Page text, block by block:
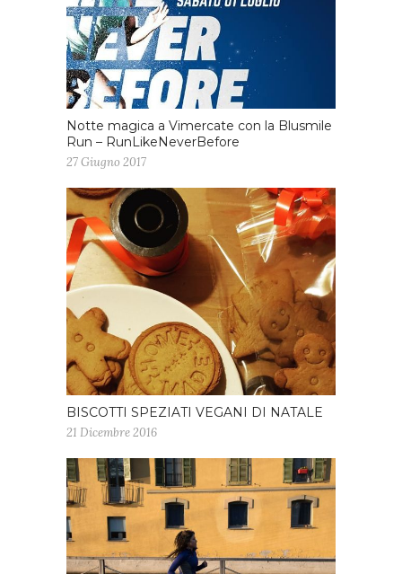
Notte magica a Vimercate con la Blusmile
Run – RunLikeNeverBefore
27 Giugno 2017
BISCOTTI SPEZIATI VEGANI DI NATALE
21 Dicembre 2016